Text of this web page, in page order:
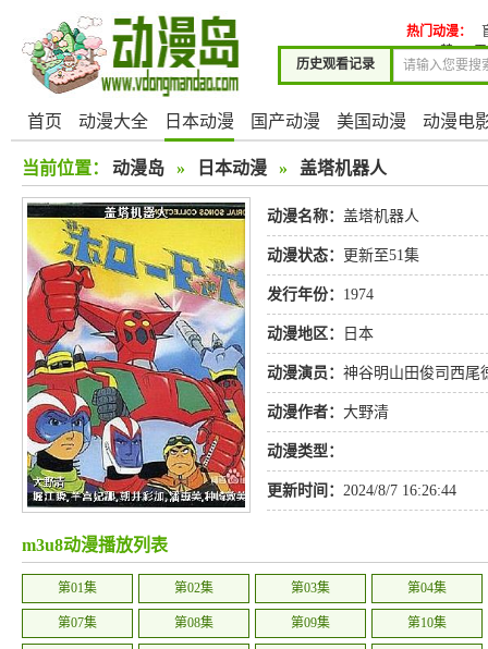
历史观看记录
热门动漫：
禁。~
首页 动漫大全 日本动漫 国产动漫 美国动漫 动漫电
当前位置： 动漫岛 » 日本动漫 » 盖塔机器人
动漫名称： 盖塔机器人
动漫状态： 更新至51集
发行年份： 1974
动漫地区： 日本
动漫演员： 神谷明山田俊司西尾
动漫作者： 大野清
动漫类型：
更新时间： 2024/8/7 16:26:44
m3u8动漫播放列表
第01集 第02集 第03集 第04集
第07集 第08集 第09集 第10集